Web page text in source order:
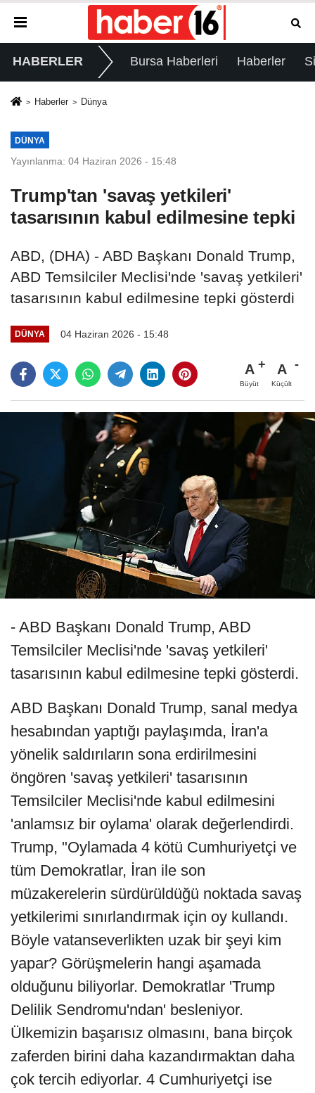
HABERLER Bursa Haberleri Haberler
Haberler Dünya
DÜNYA
Yayınlanma: 04 Haziran 2026 - 15:48
Trump'tan 'savaş yetkileri'
tasarısının kabul edilmesine tepki
ABD, (DHA) - ABD Başkanı Donald Trump,
ABD Temsilciler Meclisi'nde 'savaş yetkileri'
tasarısının kabul edilmesine tepki gösterdi
DÜNYA 04 Haziran 2026 - 15:48
A
Büyüt
A
Küçült
- ABD Başkanı Donald Trump, ABD
Temsilciler Meclisi'nde 'savaş yetkileri'
tasarısının kabul edilmesine tepki gösterdi.
ABD Başkanı Donald Trump, sanal medya
hesabından yaptığı paylaşımda, İran'a
yönelik saldırıların sona erdirilmesini
öngören 'savaş yetkileri' tasarısının
Temsilciler Meclisi'nde kabul edilmesini
'anlamsız bir oylama' olarak değerlendirdi.
Trump, "Oylamada 4 kötü Cumhuriyetçi ve
tüm Demokratlar, İran ile son
müzakerelerin sürdürüldüğü noktada savaş
yetkilerimi sınırlandırmak için oy kullandı.
Böyle vatanseverlikten uzak bir şeyi kim
yapar? Görüşmelerin hangi aşamada
olduğunu biliyorlar. Demokratlar 'Trump
Delilik Sendromu'ndan' besleniyor.
Ülkemizin başarısız olmasını, bana birçok
zaferden birini daha kazandırmaktan daha
çok tercih ediyorlar. 4 Cumhuriyetçi ise